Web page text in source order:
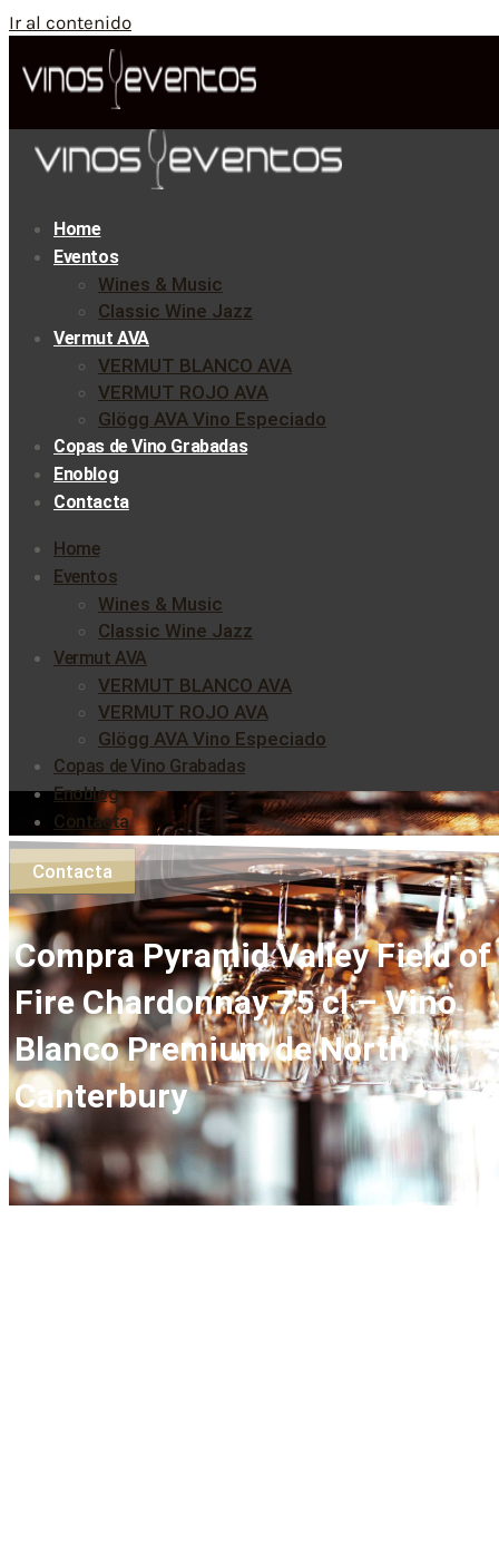
Ir al contenido
Home
Eventos
Wines & Music
Classic Wine Jazz
Vermut AVA
VERMUT BLANCO AVA
VERMUT ROJO AVA
Glögg AVA Vino Especiado
Copas de Vino Grabadas
Enoblog
Contacta
Home
Eventos
Wines & Music
Classic Wine Jazz
Vermut AVA
VERMUT BLANCO AVA
VERMUT ROJO AVA
Glögg AVA Vino Especiado
Copas de Vino Grabadas
Enoblog
Contacta
Contacta
Compra Pyramid Valley Field of
Fire Chardonnay 75 cl – Vino
Blanco Premium de North
Canterbury